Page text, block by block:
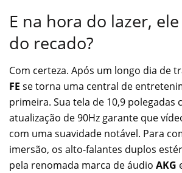
E na hora do lazer,
do recado?
Com certeza. Após um longo dia de
FE se torna uma central de
primeira. Sua tela de 10,9 polegadas
atualização de 90Hz garante que
com uma suavidade notável. Para
imersão, os alto-falantes duplos
pela renomada marca de áudio AKG